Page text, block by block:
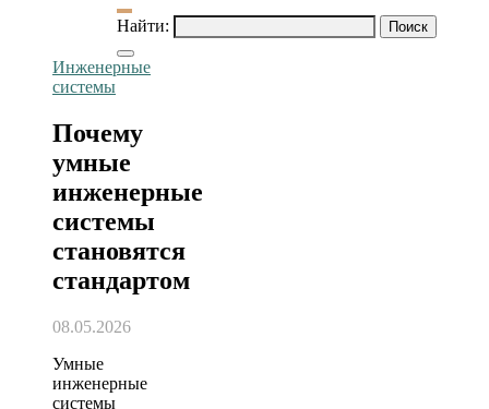
Найти:
Инженерные
системы
Почему
умные
инженерные
системы
становятся
стандартом
08.05.2026
Умные
инженерные
системы